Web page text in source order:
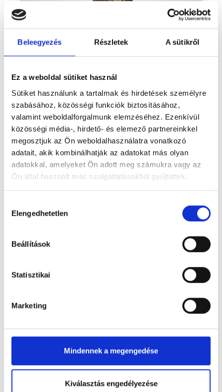
Beleegyezés Részletek A sütikről
Ez a weboldal sütiket használ
Sütiket használunk a tartalmak és hirdetések személyre
szabásához, közösségi funkciók biztosításához,
valamint weboldalforgalmunk elemzéséhez. Ezenkívül
közösségi média-, hirdető- és elemező partnereinkkel
megosztjuk az Ön weboldalhasználatra vonatkozó
adatait, akik kombinálhatják az adatokat más olyan
adatokkal, amelyeket Ön adott meg számukra vagy az
Ön által használt más szolgáltatásokból gyűjtöttek.
kiválasztása
Elengedhetetlen
Beállítások
Statisztikai
Marketing
Mindennek a megengedése
Kiválasztás engedélyezése
Piros mécses kereszt mintával
Nem elérhető
2 325 Ft